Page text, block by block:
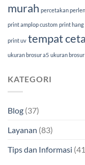
murah percetakan
print amplop custom print hang
print uv tempat
ukuran brosur a5 ukuran
KATEGORI
Blog (37)
Layanan (83)
Tips dan Informasi